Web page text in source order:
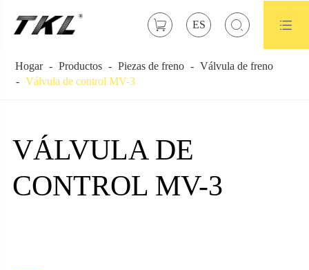
 ES  
Hogar Productos Piezas de freno
Válvula de freno
Válvula de control MV-3
VÁLVULA DE
CONTROL MV-3